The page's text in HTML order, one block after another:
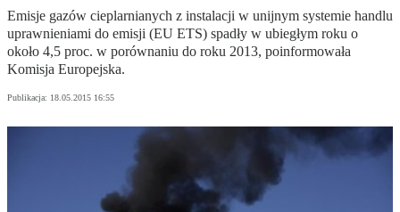
Emisje gazów cieplarnianych z instalacji w unijnym systemie handlu
uprawnieniami do emisji (EU ETS) spadły w ubiegłym roku o
około 4,5 proc. w porównaniu do roku 2013, poinformowała
Komisja Europejska.
Publikacja: 18.05.2015 16:55